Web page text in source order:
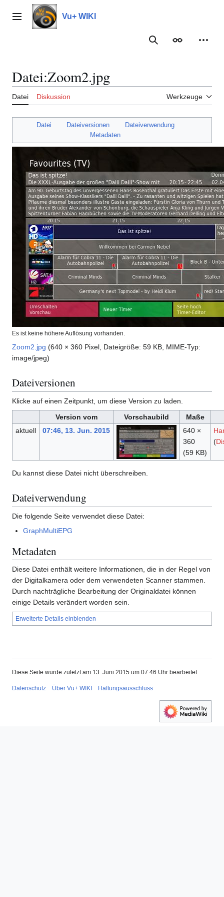
Inhalt
springenHauptmenü Vu+ WIKI
Suche
Datei:Zoom2.jpg
Datei Diskussion Werkzeuge
Datei Dateiversionen
Dateiverwendung
Metadaten
Es ist keine höhere Auflösung vorhanden.
Zoom2.jpg (640 × 360 Pixel, Dateigröße: 59 KB, MIME-Typ:
image/jpeg)
Dateiversionen
Klicke auf einen Zeitpunkt, um diese Version zu laden.
Version vom
Vorschaubild
Maße
aktuell
07:46, 13. Jun. 2015
640 ×
360
(59 KB)
(
Du kannst diese Datei nicht überschreiben.
Dateiverwendung
Die folgende Seite verwendet diese Datei:
GraphMultiEPG
Metadaten
Diese Datei enthält weitere Informationen, die in der Regel von
der Digitalkamera oder dem verwendeten Scanner stammen.
Durch nachträgliche Bearbeitung der Originaldatei können
einige Details verändert worden sein.
Erweiterte Details einblenden
Diese Seite wurde zuletzt am 13. Juni 2015 um 07:46 Uhr bearbeitet.
Datenschutz Über Vu+ WIKI Haftungsausschluss